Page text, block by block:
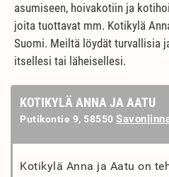
asumiseen, hoivakotiin ja
joita tuottavat mm. Kotikylä
Suomi. Meiltä löydät turvallisia
itsellesi tai läheisellesi.
KOTIKYLÄ ANNA JA AATU
Putikontie 9, 58550
Kotikylä Anna ja Aatu on